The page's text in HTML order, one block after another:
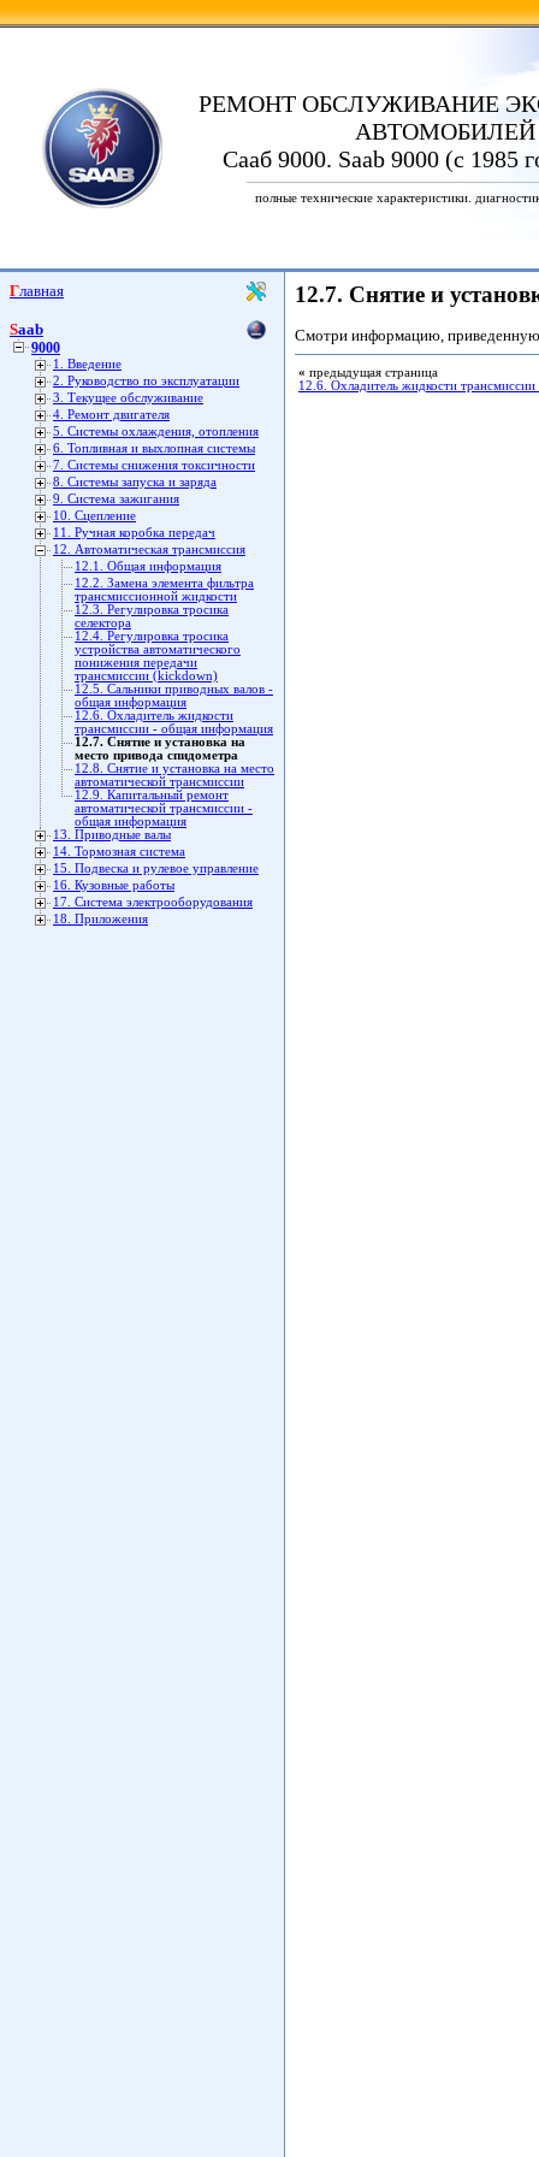
РЕМОНТ ОБСЛУЖИВАНИЕ
АВТОМОБИЛЕЙ
Сааб 9000. Saab 9000 (с 1985
полные технические характеристики.
Главная
Saab
9000
1. Введение
2. Руководство по эксплуатации
3. Текущее обслуживание
4. Ремонт двигателя
5. Системы охлаждения, отопления
6. Топливная и выхлопная системы
7. Системы снижения токсичности
8. Системы запуска и заряда
9. Система зажигания
10. Сцепление
11. Ручная коробка передач
12. Автоматическая трансмиссия
12.1. Общая информация
12.2. Замена элемента фильтра
трансмиссионной жидкости
12.3. Регулировка тросика
селектора
12.4. Регулировка тросика
устройства автоматического
понижения передачи
трансмиссии (kickdown)
12.5. Cальники приводных валов -
общая информация
12.6. Охладитель жидкости
трансмиссии - общая информация
12.7. Снятие и установка на
место привода спидометра
12.8. Снятие и установка на место
автоматической трансмиссии
12.9. Капитальный ремонт
автоматической трансмиссии -
общая информация
13. Приводные валы
14. Тормозная система
15. Подвеска и рулевое управление
16. Кузовные работы
17. Система электрооборудования
18. Приложения
12.7. Снятие и
Смотри информацию,
« предыдущая страница
12.6. Охладитель жидкости